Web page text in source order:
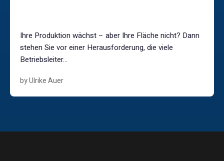
Ihre Produktion wächst – aber Ihre Fläche nicht? Dann
stehen Sie vor einer Herausforderung, die viele
Betriebsleiter...
by Ulrike Auer